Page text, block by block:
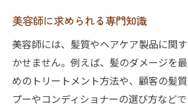
美容師に求められる専門知識
美容師には、髪質やヘアケア製品に関
かせません。例えば、髪のダメージを
めのトリートメント方法や、顧客の髪
プーやコンディショナーの選び方など